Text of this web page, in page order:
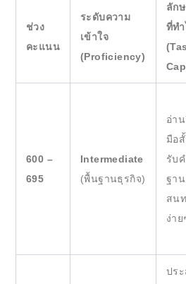
ช่วง
คะแนน
ระดับความ
เข้าใจ
(Proficiency)
ลัก
ที่ท
600 –
695
Intermediate
(พื้นฐานธุรกิจ)
อ่า
มือสั้
รับ
ฐา
สน
ง่าย
ปร